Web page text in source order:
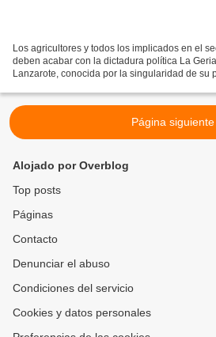
Los agricultores y todos los implicados en el
deben acabar con la dictadura política La
Lanzarote, conocida por la singularidad de su
Página siguiente
Alojado por Overblog
Top posts
Páginas
Contacto
Denunciar el abuso
Condiciones del servicio
Cookies y datos personales